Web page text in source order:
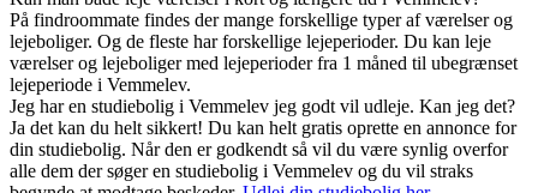
På findroommate findes der mange forskellige typer af værelser og
lejeboliger. Og de fleste har forskellige lejeperioder. Du kan leje
værelser og lejeboliger med lejeperioder fra 1 måned til ubegrænset
lejeperiode i Vemmelev.
Jeg har en studiebolig i Vemmelev jeg godt vil udleje. Kan jeg det?
Ja det kan du helt sikkert! Du kan helt gratis oprette en annonce for
din studiebolig. Når den er godkendt så vil du være synlig overfor
alle dem der søger en studiebolig i Vemmelev og du vil straks